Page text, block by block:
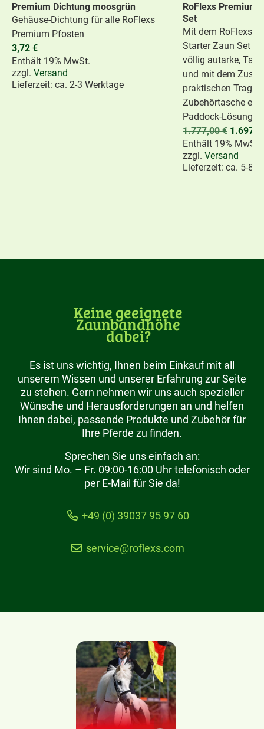
Premium Dichtung moosgrün
Gehäuse-Dichtung für alle RoFlexs
Premium Pfosten
3,72 €
Enthält 19% MwSt.
zzgl. Versand
Lieferzeit: ca. 2-3 Werktage
RoFlexs Premium
Set
Mit dem RoFlexs
Starter Zaun Set
völlig autarke,
und mit dem
praktischen
Zubehörtasche
Paddock-Lösung.
1.777,00€
Enthält 19% MwSt.
zzgl. Versand
Lieferzeit: ca. 5-8
Keine geeignete
Zaunbandhöhe
dabei?
Es ist uns wichtig, Ihnen beim Einkauf mit all
unserem Wissen und unserer Erfahrung zur Seite
zu stehen. Gern nehmen wir uns auch spezieller
Wünsche und Herausforderungen an und helfen
Ihnen dabei, passende Produkte und Zubehör für
Ihre Pferde zu finden.
Sprechen Sie uns einfach an:
Wir sind Mo. – Fr. 09:00-16:00 Uhr telefonisch oder
per E-Mail für Sie da!
+49 (0) 39037 95 97 60
service@roflexs.com